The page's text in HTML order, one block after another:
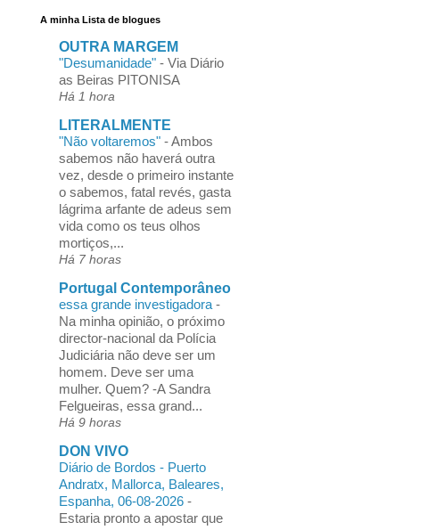
A minha Lista de blogues
OUTRA MARGEM
"Desumanidade" - Via Diário
as Beiras PITONISA
Há 1 hora
LITERALMENTE
"Não voltaremos" -Ambos
sabemos não haverá outra
vez, desde o primeiro instante
o sabemos, fatal revés, gasta
lágrima arfante de adeus sem
vida como os teus olhos
mortiços,...
Há 7 horas
Portugal Contemporâneo
essa grande investigadora -
Na minha opinião, o próximo
director-nacional da Polícia
Judiciária não deve ser um
homem. Deve ser uma
mulher. Quem? -A Sandra
Felgueiras, essa grand...
Há 9 horas
DON VIVO
Diário de Bordos - Puerto
Andratx, Mallorca, Baleares,
Espanha, 06-08-2026 -
Estaria pronto a apostar que